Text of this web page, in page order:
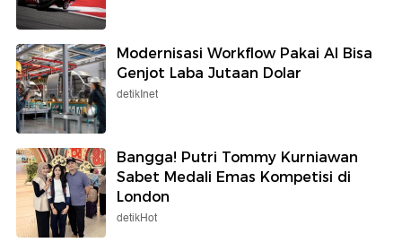
Modernisasi Workflow Pakai AI Bisa
Genjot Laba Jutaan Dolar
detikInet
Bangga! Putri Tommy Kurniawan
Sabet Medali Emas Kompetisi di
London
detikHot